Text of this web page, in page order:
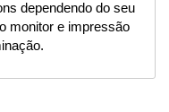
dependendo do seu
monitor e impressão